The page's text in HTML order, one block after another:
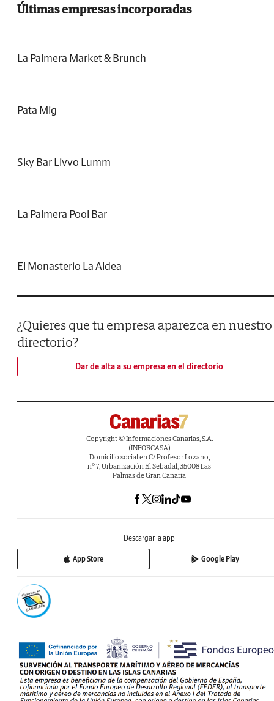
Últimas empresas incorporadas
La Palmera Market & Brunch
Pata Mig
Sky Bar Livvo Lumm
La Palmera Pool Bar
El Monasterio La Aldea
¿Quieres que tu empresa aparezca en nuestro
directorio?
Dar de alta a su empresa en el directorio
Copyright © Informaciones Canarias, S.A.
(INFORCASA)
Domicilio social en C/ Profesor Lozano,
nº 7, Urbanización El Sebadal, 35008 Las
Palmas de Gran Canaria
Descargar la app
App Store Google Play